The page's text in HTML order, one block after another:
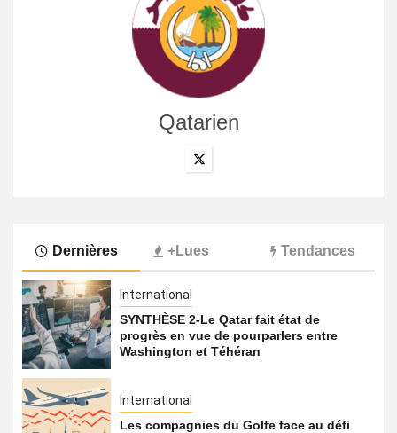
Qatarien
Dernières +Lues Tendances
International
SYNTHÈSE 2-Le Qatar fait état de
progrès en vue de pourparlers entre
Washington et Téhéran
International
Les compagnies du Golfe face au défi